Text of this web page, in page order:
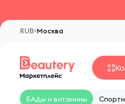
Москва
RUB
БАДы и витамины